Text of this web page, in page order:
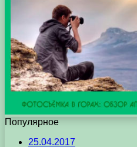
Популярное
25.04.2017